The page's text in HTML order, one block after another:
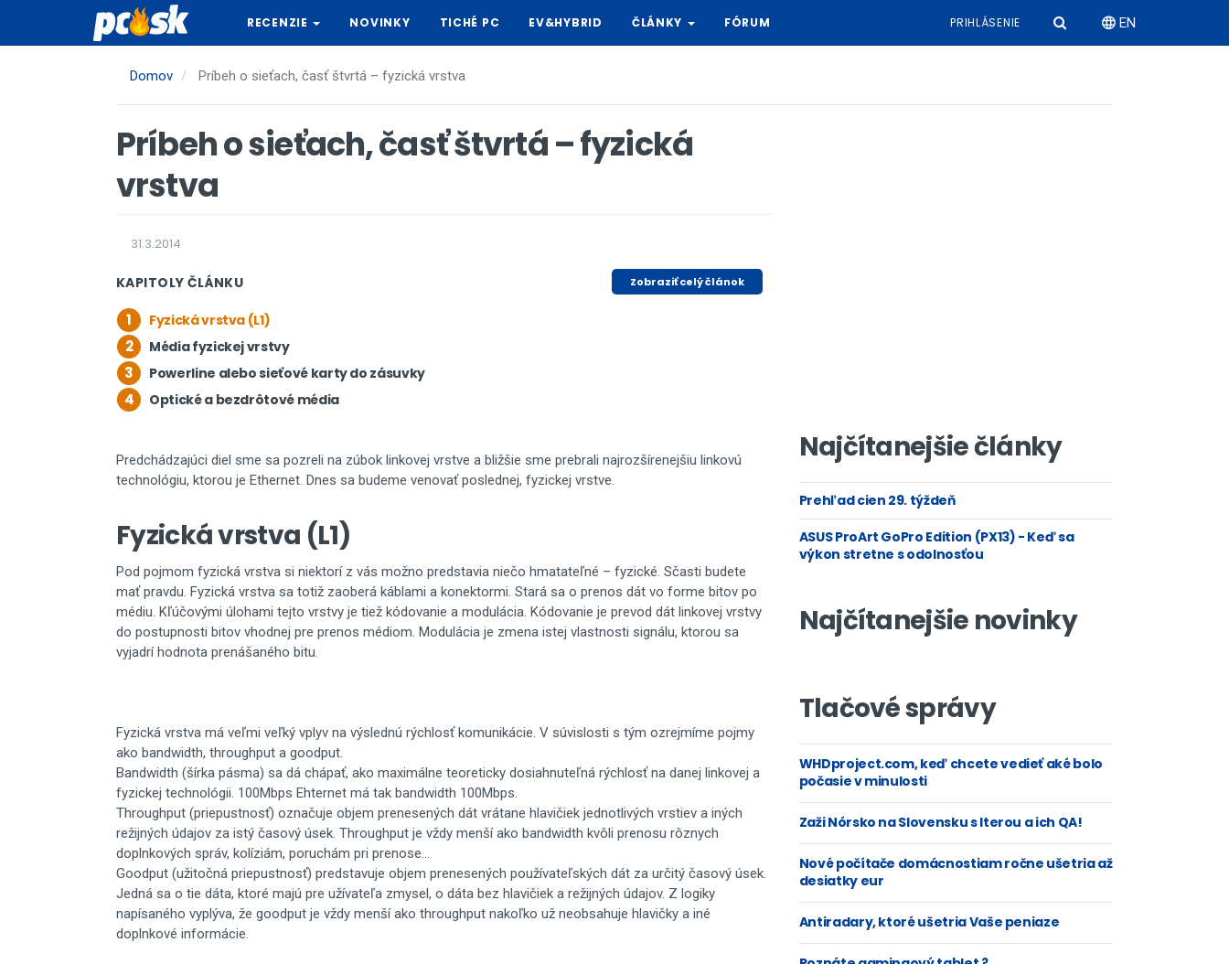
hlavný
RECENZIE NOVINKY TICHÉ PC EV&HYBRID ČLÁNKY FÓRUM PRIHLÁSENIE EN
Domov Príbeh o sieťach, časť štvrtá – fyzická vrstva
Príbeh o sieťach, časť štvrtá – fyzická
vrstva
31.3.2014
KAPITOLY ČLÁNKU Zobraziť celý článok
1 Fyzická vrstva (L1)
2 Média fyzickej vrstvy
3 Powerline alebo sieťové karty do zásuvky
4 Optické a bezdrôtové média
Predchádzajúci diel sme sa pozreli na zúbok linkovej vrstve a bližšie sme prebrali najrozšírenejšiu linkovú
technológiu, ktorou je Ethernet. Dnes sa budeme venovať poslednej, fyzickej vrstve.
Fyzická vrstva (L1)
Pod pojmom fyzická vrstva si niektorí z vás možno predstavia niečo hmatateľné – fyzické. Sčasti budete
mať pravdu. Fyzická vrstva sa totiž zaoberá káblami a konektormi. Stará sa o prenos dát vo forme bitov po
médiu. Kľúčovými úlohami tejto vrstvy je tiež kódovanie a modulácia. Kódovanie je prevod dát linkovej vrstvy
do postupnosti bitov vhodnej pre prenos médiom. Modulácia je zmena istej vlastnosti signálu, ktorou sa
vyjadrí hodnota prenášaného bitu.
Fyzická vrstva má veľmi veľký vplyv na výslednú rýchlosť komunikácie. V súvislosti s tým ozrejmíme pojmy
ako bandwidth, throughput a goodput.
Bandwidth (šírka pásma) sa dá chápať, ako maximálne teoreticky dosiahnuteľná rýchlosť na danej linkovej a
fyzickej technológii. 100Mbps Ehternet má tak bandwidth 100Mbps.
Throughput (priepustnosť) označuje objem prenesených dát vrátane hlavičiek jednotlivých vrstiev a iných
režijných údajov za istý časový úsek. Throughput je vždy menší ako bandwidth kvôli prenosu rôznych
doplnkových správ, kolíziám, poruchám pri prenose...
Goodput (užitočná priepustnosť) predstavuje objem prenesených používateľských dát za určitý časový úsek.
Jedná sa o tie dáta, ktoré majú pre užívateľa zmysel, o dáta bez hlavičiek a režijných údajov. Z logiky
napísaného vyplýva, že goodput je vždy menší ako throughput nakoľko už neobsahuje hlavičky a iné
doplnkové informácie.
Najčítanejšie články
Prehľad cien 29. týždeň
ASUS ProArt GoPro Edition (PX13) - Keď sa
výkon stretne s odolnosťou
Najčítanejšie novinky
Tlačové správy
WHDproject.com, keď chcete vedieť aké bolo
počasie v minulosti
Zaži Nórsko na Slovensku s Iterou a ich QA!
Nové počítače domácnostiam ročne ušetria až
desiatky eur
Antiradary, ktoré ušetria Vaše peniaze